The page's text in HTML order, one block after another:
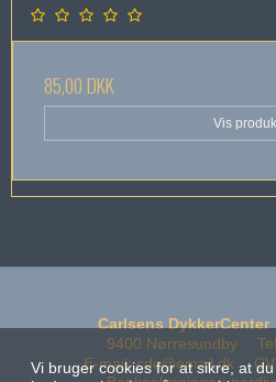
Vi bruger cookies for at sikre, at
85,00 DKK
Vis
Carlsens DykkerCenter
9400 Nørresundby
E-mail: cdc@email.dk